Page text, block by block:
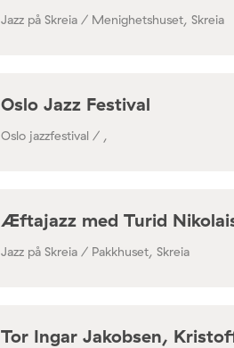
Jazz på Skreia / Menighetshuset, Skreia
Oslo Jazz Festival
Oslo jazzfestival / ,
Æftajazz med Turid
Jazz på Skreia / Pakkhuset, Skreia
Tor Ingar Jakobsen,